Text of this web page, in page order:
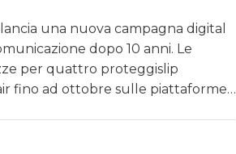
una nuova campagna digital
dopo 10 anni. Le
per quattro proteggislip
fino ad ottobre sulle piattaforme…